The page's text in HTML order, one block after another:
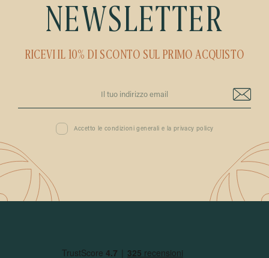
NEWSLETTER
RICEVI IL 10% DI SCONTO SUL PRIMO ACQUISTO
Accetto le condizioni generali e la privacy policy